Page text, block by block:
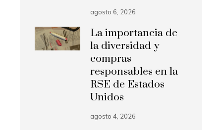
agosto 6, 2026
La importancia de
la diversidad y
compras
responsables en la
RSE de Estados
Unidos
agosto 4, 2026